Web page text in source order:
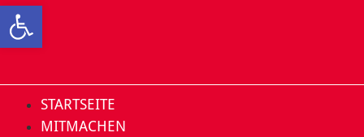
STARTSEITE
MITMACHEN
Open toolbar